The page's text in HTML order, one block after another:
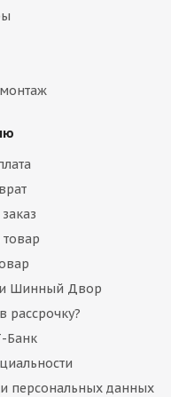
Шинный Двор
рассрочку?
Банк
персональных данных